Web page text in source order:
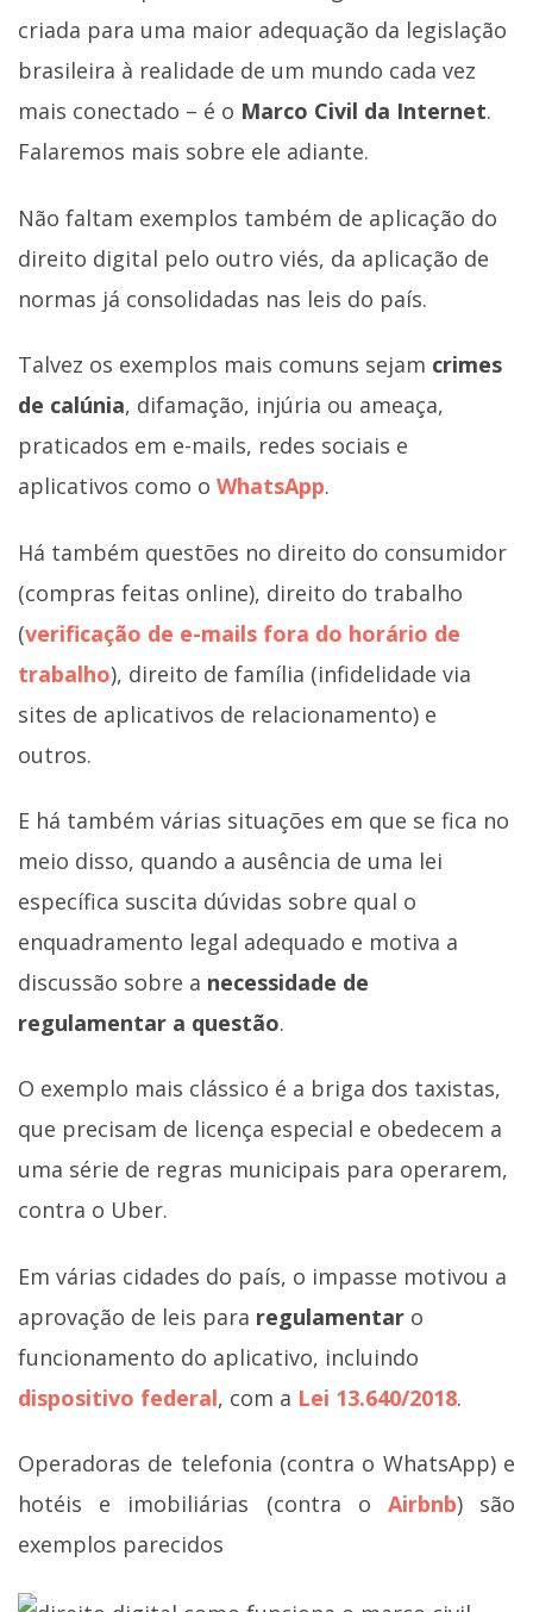
criada para uma maior adequação da legislação
brasileira à realidade de um mundo cada vez
mais conectado – é o Marco Civil da Internet.
Falaremos mais sobre ele adiante.
Não faltam exemplos também de aplicação do
direito digital pelo outro viés, da aplicação de
normas já consolidadas nas leis do país.
Talvez os exemplos mais comuns sejam crimes
de calúnia, difamação, injúria ou ameaça,
praticados em e-mails, redes sociais e
aplicativos como o WhatsApp.
Há também questões no direito do consumidor
(compras feitas online), direito do trabalho
(verificação de e-mails fora do horário de
trabalho), direito de família (infidelidade via
sites de aplicativos de relacionamento) e
outros.
E há também várias situações em que se fica no
meio disso, quando a ausência de uma lei
específica suscita dúvidas sobre qual o
enquadramento legal adequado e motiva a
discussão sobre a necessidade de
regulamentar a questão.
O exemplo mais clássico é a briga dos taxistas,
que precisam de licença especial e obedecem a
uma série de regras municipais para operarem,
contra o Uber.
Em várias cidades do país, o impasse motivou a
aprovação de leis para regulamentar o
funcionamento do aplicativo, incluindo
dispositivo federal, com a Lei 13.640/2018.
Operadoras de telefonia (contra o WhatsApp) e
hotéis e imobiliárias (contra o Airbnb) são
exemplos parecidos